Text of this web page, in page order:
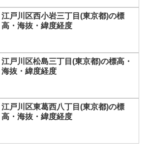
江戸川区西小岩三丁目(東京都)の標
高・海抜・緯度経度
江戸川区松島三丁目(東京都)の標高・
海抜・緯度経度
江戸川区東葛西八丁目(東京都)の標
高・海抜・緯度経度